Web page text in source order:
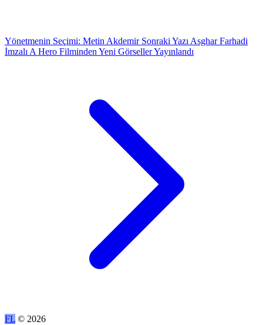
Yönetmenin Seçimi: Metin Akdemir Sonraki Yazı Asghar Farhadi
İmzalı A Hero Filminden Yeni Görseller Yayınlandı
FL © 2026